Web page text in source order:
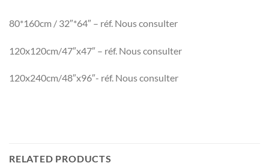
80*160cm / 32″*64″ – réf. Nous consulter
120x120cm/47″x47″ – réf. Nous consulter
120x240cm/48″x96″- réf. Nous consulter
RELATED PRODUCTS